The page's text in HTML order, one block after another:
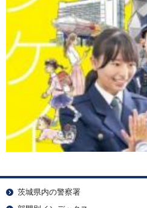
茨城県内の警察署